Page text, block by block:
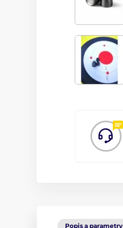
Popis a parametry